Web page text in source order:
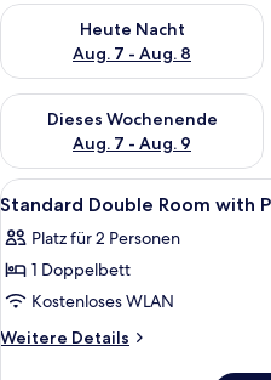
Heute Nacht
Aug. 7 - Aug. 8
Überprüfe die Verfügbarkeit
Dieses Wochenende
Aug. 7 - Aug. 9
Überprüfe die Verfügbarkeit
Alle
Fotos
für
Standard
Double
Room
12
Standard Double Room with
Platz für 2 Personen
1 Doppelbett
Kostenloses WLAN
Weitere Details
Weitere